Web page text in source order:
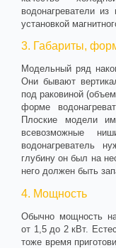
водонагреватели
установкой
3. Габариты,
Модельный ряд
Они бывают
под раковиной
форме
Плоские модели
всевозможные
водонагреватель
глубину он был на
него должен быть
4. Мощность
Обычно мощность
от 1,5 до 2 кВт.
тоже время